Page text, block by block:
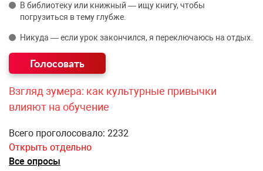
В библиотеку или книжный — ищу книгу, чтобы
погрузиться в тему глубже.
Никуда — если урок закончился, я переключаюсь на отдых.
Взгляд зумера: как культурные привычки
влияют на обучение
Всего проголосовало: 2232
Открыть отдельно
Все опросы